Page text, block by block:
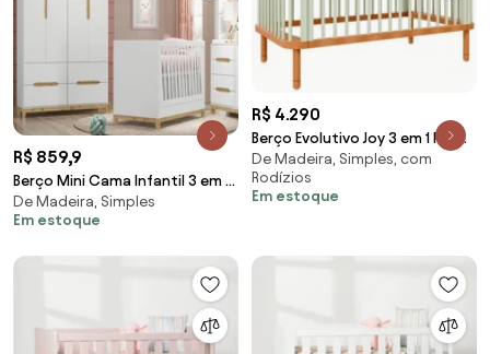
R$ 859,9
Berço Mini Cama Infantil 3 em 1
Alegria Henn Branco
De Madeira, Simples
Em estoque
R$ 4.290
Berço Evolutivo Joy 3 em 1 Pés
Madeira - Verde Old
De Madeira, Simples, com
Rodízios
Em estoque